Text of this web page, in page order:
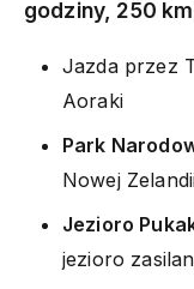
godziny, 250
Jazda przez
Aoraki
Park
Nowej
Jezioro
jezioro